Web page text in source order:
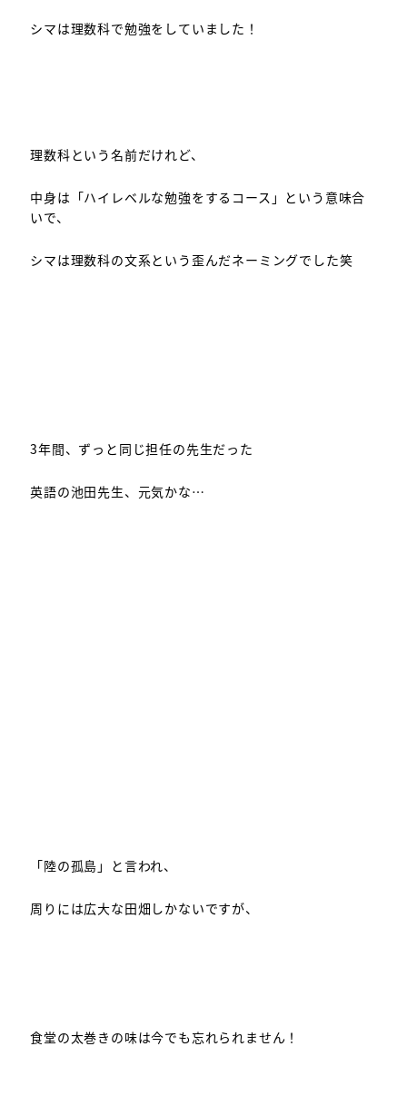
シマは理数科で勉強をしていました！
理数科という名前だけれど、
中身は「ハイレベルな勉強をするコース」という意味合
いで、
シマは理数科の文系という歪んだネーミングでした笑
3年間、ずっと同じ担任の先生だった
英語の池田先生、元気かな…
「陸の孤島」と言われ、
周りには広大な田畑しかないですが、
食堂の太巻きの味は今でも忘れられません！